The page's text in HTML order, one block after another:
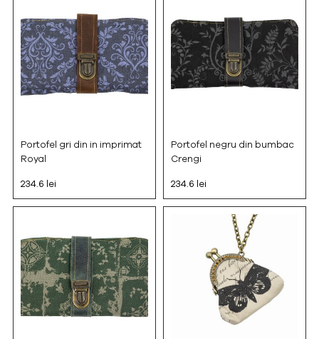
Portofel gri din in imprimat
Royal
234.6 lei
Portofel negru din bumbac
Crengi
234.6 lei